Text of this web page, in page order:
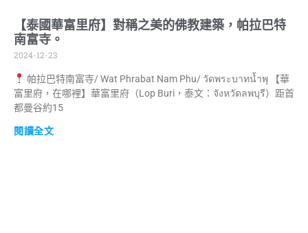
【泰國華富里府】對稱之美的佛教建築，帕拉巴特
南富寺。
2024-12-23
帕拉巴特南富寺/ Wat Phrabat Nam Phu/ วัดพระบาทน้ำพุ 【華
富里府，在哪裡】華富里府（Lop Buri，泰文：จังหวัดลพบุรี）距首
都曼谷約15
閱讀全文